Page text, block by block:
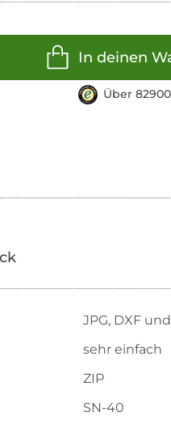
In deinen
Über
JPG, DXF
sehr einfach
ZIP
SN-40